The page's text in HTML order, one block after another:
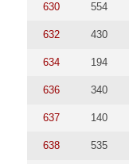
630 554
632 430
634 194
636 340
637 140
638 535